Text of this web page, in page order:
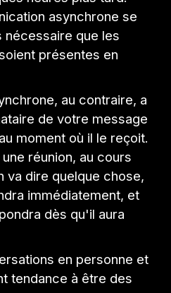
asynchrone se
nécessaire que les
présentes en
au contraire, a
de votre message
moment où il le reçoit.
réunion, au cours
va dire quelque chose,
immédiatement, et
dès qu'il aura
en personne et
tendance à être des